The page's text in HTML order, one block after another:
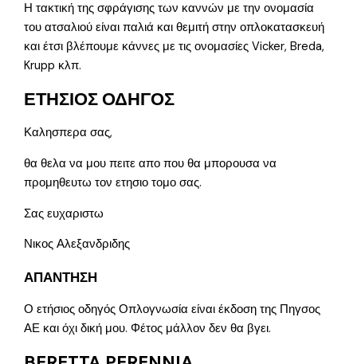
Η τακτική της σφράγισης των καννών με την ονομασία
του ατσαλιού είναι παλιά και θεμιτή στην οπλοκατασκευή
και έτσι βλέπουμε κάννες με τις ονομασίες Vicker, Breda,
Krupp κλπ.
ΕΤΗΣΙΟΣ ΟΔΗΓΟΣ
Καλησπερα σας,
θα θελα να μου πειτε απο που θα μπορουσα να
προμηθευτω τον ετησιο τομο σας.
Σας ευχαριστω
Νικος Αλεξανδριδης
ΑΠΑΝΤΗΣΗ
Ο ετήσιος οδηγός Οπλογνωσία είναι έκδοση της Πηγσος
ΑΕ και όχι δική μου. Φέτος μάλλον δεν θα βγει.